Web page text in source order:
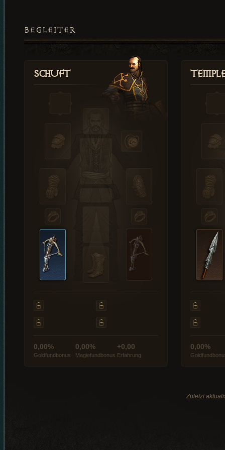
BEGLEITER
Schuft
0,00%
Goldfundbonus
0,00%
Magiefundbonus
+0,00
Erfahrung
0,00%
Zuletzt